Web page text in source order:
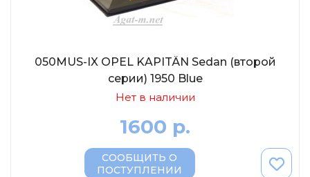
050MUS-IX OPEL KAPITÄN Sedan (второй
серии) 1950 Blue
Нет в наличии
1600 р.
СООБЩИТЬ О
ПОСТУПЛЕНИИ